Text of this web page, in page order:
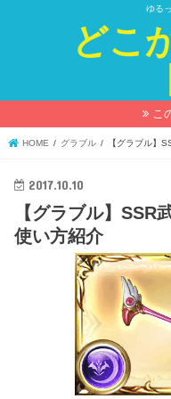
ゆる
どこ
こ
HOME グラブル 【グラブル】
2017.10.10
【グラブル】SSR
使い方紹介